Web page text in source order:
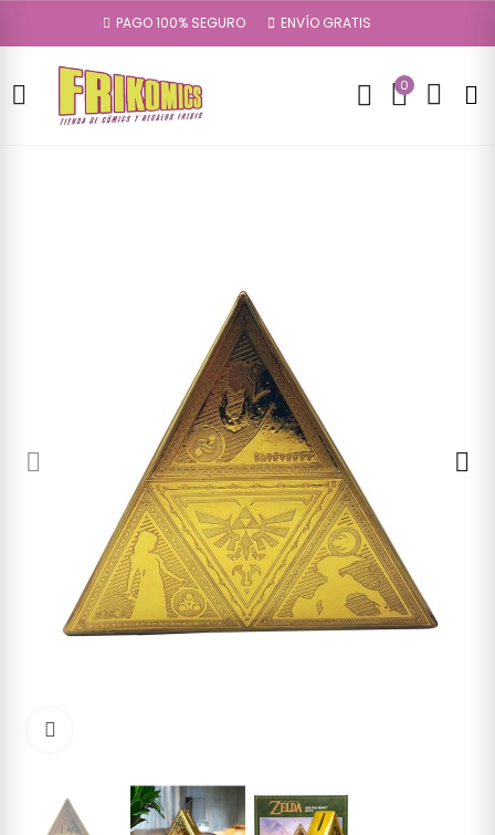
PAGO 100% SEGURO ENVÍO GRATIS
0